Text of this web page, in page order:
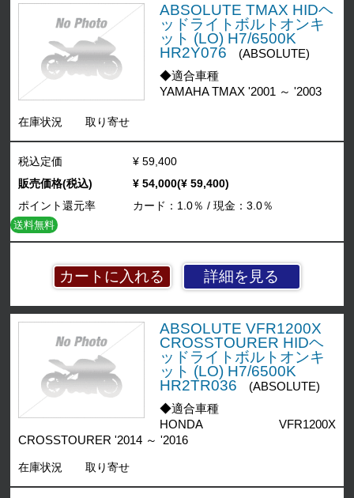
ABSOLUTE TMAX HIDヘ
ッドライトボルトオンキ
ット (LO) H7/6500K
HR2Y076
(ABSOLUTE)
◆適合車種
YAMAHA TMAX '2001 ～ '2003
在庫状況 取り寄せ
詳細を見る
税込定価
¥ 59,400
販売価格(税込)
¥ 54,000(¥ 59,400)
ポイント還元率
カード：1.0％ / 現金：3.0％
送料無料
ABSOLUTE VFR1200X
CROSSTOURER HIDヘ
ッドライトボルトオンキ
ット (LO) H7/6500K
HR2TR036
(ABSOLUTE)
◆適合車種
HONDA VFR1200X
CROSSTOURER '2014 ～ '2016
在庫状況 取り寄せ